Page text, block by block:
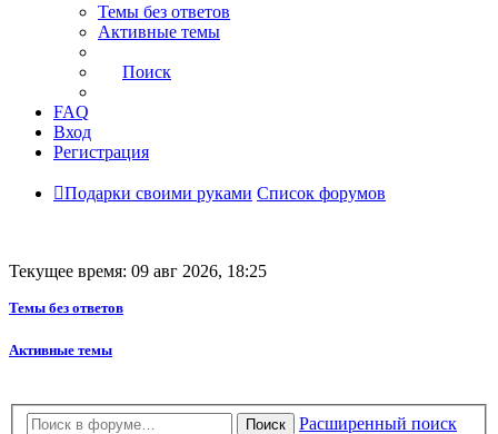
Темы без ответов
Активные темы
Поиск
FAQ
Вход
Регистрация
Подарки своими руками Список форумов
Текущее время: 09 авг 2026, 18:25
Темы без ответов
Активные темы
Поиск Расширенный поиск